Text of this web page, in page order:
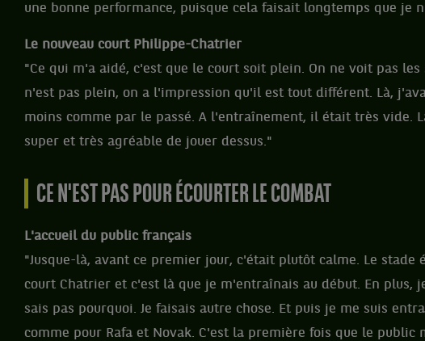
une bonne performance, puisque cela faisait longtemps que je
Le nouveau court Philippe-Chatrier
"Ce qui m'a aidé, c'est que le court soit plein. On ne voit pas les
n'est pas plein, on a l'impression qu'il est tout différent. Là,
moins comme par le passé. A l'entraînement, il était très vide.
super et très agréable de jouer dessus."
CE N'EST PAS POUR ÉCOURTER LE COMBAT
L'accueil du public français
"Jusque-là, avant ce premier jour, c'était plutôt calme. Le stade
court Chatrier et c'est là que je m'entraînais au début. En plus,
sais pas pourquoi. Je faisais autre chose. Et puis je me suis
comme pour Rafa et Novak. C'est la première fois que le public